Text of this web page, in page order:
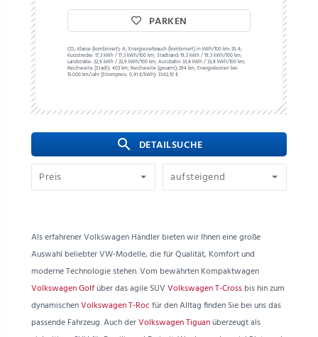
PARKEN
CO₂ Klasse (kombiniert): A;Energieverbrauch (kombiniert) in kWh/100 km: 25,4;
Kurzstrecke: 17,3 kWh / 17,3 kWh/100 km;Stadtrand: 19,3 kWh / 19,3 kWh/100 km;
Landstraße: 22,9 kWh / 22,9 kWh/100 km;Autobahn: 33,8 kWh / 33,8 kWh/100 km;
Reichweite (Stadt): 403 km;Reichweite (gesamt): 294 km;Energiekosten bei
15.000 km/Jahr (Strompreis: 0,41€/kWh): 1.562,10 €
Preis aufsteigend
search DETAILSUCHE
Als erfahrener Volkswagen Händler bieten wir Ihnen eine große
Auswahl beliebter VW-Modelle, die für Qualität, Komfort und
moderne Technologie stehen. Vom bewährten Kompaktwagen
Volkswagen Golfüber das agile SUV Volkswagen T-Cross bis hin zum
dynamischenVolkswagen T-Roc für den Alltag finden Sie bei uns das
passende Fahrzeug. Auch derVolkswagen Tiguanüberzeugt als